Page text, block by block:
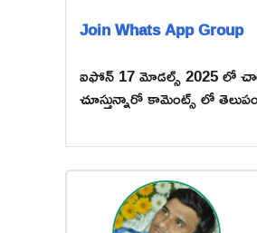
Join Whats App Group
ఐఫోన్ 17 మోడల్స్ 2025 లో
చూస్తున్నారో కామెంట్స్ లో